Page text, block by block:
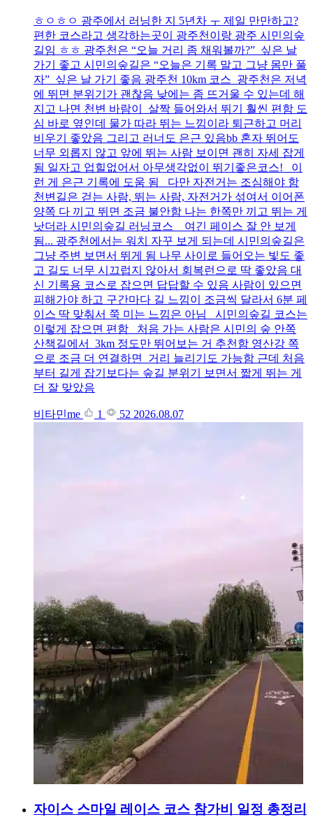
ㅎㅇㅎㅇ 광주에서 러닝한 지 5년차 ㅜ 제일 만만하고?
편한 코스라고 생각하는곳이 광주천이랑 광주 시민의숲
길임 ㅎㅎ 광주천은 “오늘 거리 좀 채워볼까?” 싶은 날
가기 좋고 시민의숲길은 “오늘은 기록 말고 그냥 몸만 풀
자” 싶은 날 가기 좋음 광주천 10km 코스 광주천은 저녁
에 뛰면 분위기가 괜찮음 낮에는 좀 뜨거울 수 있는데 해
지고 나면 천변 바람이 살짝 들어와서 뛰기 훨씬 편함 도
심 바로 옆인데 물가 따라 뛰는 느낌이라 퇴근하고 머리
비우기 좋았음 그리고 러너도 은근 있음bb 혼자 뛰어도
너무 외롭지 않고 앞에 뛰는 사람 보이면 괜히 자세 잡게
됨 일자고 업힐없어서 아무생각없이 뛰기좋은코스! 이
런 게 은근 기록에 도움 됨 다만 자전거는 조심해야 함
천변길은 걷는 사람, 뛰는 사람, 자전거가 섞여서 이어폰
양쪽 다 끼고 뛰면 조금 불안함 나는 한쪽만 끼고 뛰는 게
낫더라 시민의숲길 러닝코스 여긴 페이스 잘 안 보게
됨... 광주천에서는 워치 자꾸 보게 되는데 시민의숲길은
그냥 주변 보면서 뛰게 됨 나무 사이로 들어오는 빛도 좋
고 길도 너무 시끄럽지 않아서 회복런으로 딱 좋았음 대
신 기록용 코스로 잡으면 답답할 수 있음 사람이 있으면
피해가야 하고 구간마다 길 느낌이 조금씩 달라서 6분 페
이스 딱 맞춰서 쭉 미는 느낌은 아님 시민의숲길 코스는
이렇게 잡으면 편함 처음 가는 사람은 시민의 숲 안쪽
산책길에서 3km 정도만 뛰어보는 거 추천함 영산강 쪽
으로 조금 더 연결하면 거리 늘리기도 가능함 근데 처음
부터 길게 잡기보다는 숲길 분위기 보면서 짧게 뛰는 게
더 잘 맞았음
비타민me 1 52 2026.08.07
자이스 스마일 레이스 코스 참가비 일정 총정리